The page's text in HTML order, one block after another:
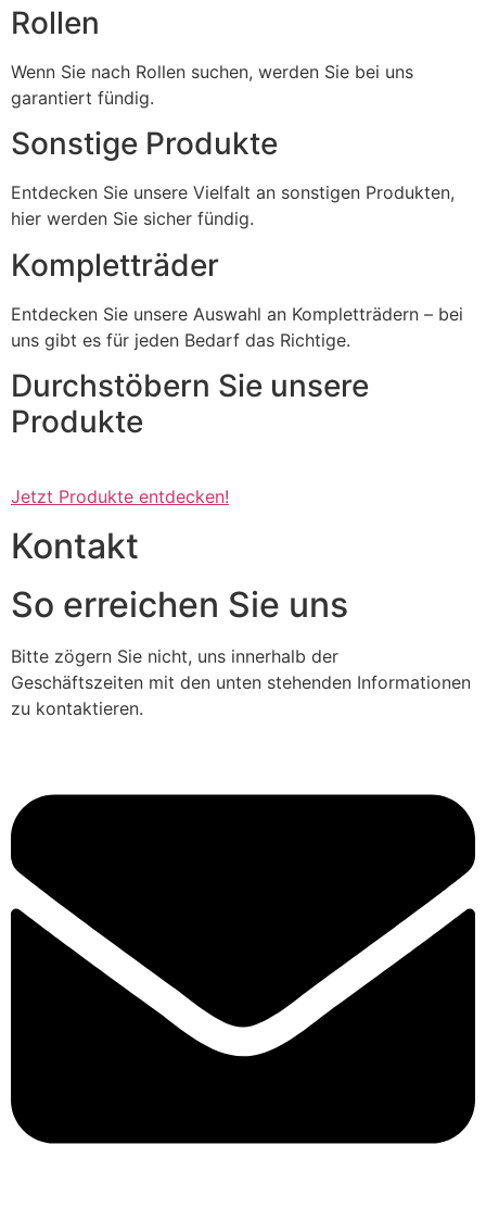
Rollen
Wenn Sie nach Rollen suchen, werden Sie bei uns
garantiert fündig.
Sonstige Produkte
Entdecken Sie unsere Vielfalt an sonstigen Produkten,
hier werden Sie sicher fündig.
Kompletträder
Entdecken Sie unsere Auswahl an Kompletträdern – bei
uns gibt es für jeden Bedarf das Richtige.
Durchstöbern Sie unsere
Produkte
Jetzt Produkte entdecken!
Kontakt
So erreichen Sie uns
Bitte zögern Sie nicht, uns innerhalb der
Geschäftszeiten mit den unten stehenden Informationen
zu kontaktieren.